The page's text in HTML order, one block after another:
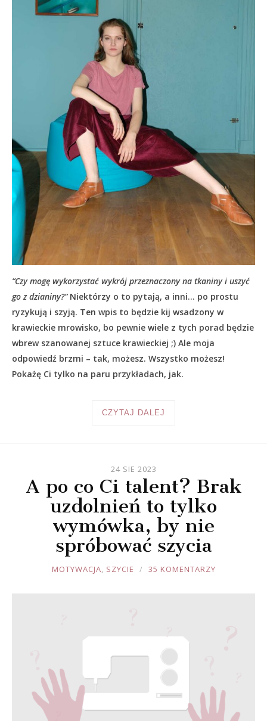
“Czy mogę wykorzystać wykrój przeznaczony na tkaniny i uszyć
go z dzianiny?”Niektórzy o to pytają, a inni… po prostu
ryzykują i szyją. Ten wpis to będzie kij wsadzony w
krawieckie mrowisko, bo pewnie wiele z tych porad będzie
wbrew szanowanej sztuce krawieckiej ;) Ale moja
odpowiedź brzmi – tak, możesz. Wszystko możesz!
Pokażę Ci tylko na paru przykładach, jak.
CZYTAJ DALEJ
24 SIE 2023
A po co Ci talent? Brak
uzdolnień to tylko
wymówka, by nie
spróbować szycia
JOULE
MOTYWACJA, SZYCIE 35 KOMENTARZY